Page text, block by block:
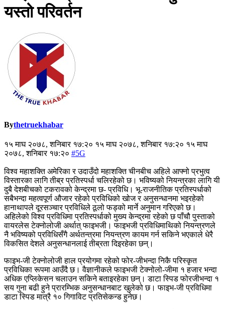
यस्तो परिवर्तन
Bythetruekhabar
१५ माघ २०७८, शनिबार १७:२० १५ माघ २०७८, शनिबार १७:२० १५ माघ
२०७८, शनिबार १७:२० #5G
विश्व महाशक्ति अमेरिका र उदाउँदो महाशक्ति चीनबीच अहिले आफ्नो प्रभुत्व
विस्तारका लागि तीब्र प्रतिस्पर्धा चलिरहेको छ। भविष्यको नियन्त्रका लागि यी
दुबै देशबीचको टकरावको केन्द्रमा छ- प्रविधि। भू-राजनीतिक प्रतिस्पर्धाको
सबैभन्दा महत्वपूर्ण औजार रहेको प्रविधिको खोज र अनुसन्धानमा भइरहेको
हानाथापले दूरसञ्चार प्रविधिले ठूलो फड्को मार्ने अनुमान गरिएको छ।
अहिलेको विश्व प्रविधिमा प्रतिस्पर्धाको मुख्य केन्द्रमा रहेको छ पाँचौ पुस्ताको
वायरलेस टेक्नोलोजी अर्थात् फाइभजी। फाइभजी प्रविधिमाथिको नियन्त्रणले
नै भविष्यको प्रविधिसँगै अर्थतन्त्रमा नियन्त्रण कायम गर्न सकिने भएकाले धेरै
विकसित देशले अनुसन्धानलाई तीब्रता दिइरहेका छन्।
फाइभ-जी टेक्नोलोजी हाल प्रयोगमा रहेको फोर-जीभन्दा निकै परिस्कृत
प्रविधिका रूपमा आउँदै छ। वैज्ञानीकले फाइभजी टेक्नोलो-जीमा १ हजार भन्दा
अधिक एप्लिकेसन चलाउन सकिने बताइरहेका छन्। डाटा स्पिड फोरजीभन्दा १
सय गुना बढी हुने प्रारम्भिक अनुसन्धानबाट खुलेको छ। फाइभ-जी प्रविधिमा
डाटा स्पिड मात्रै १० गिगाविट प्रतिसेकन्ड हुनेछ।